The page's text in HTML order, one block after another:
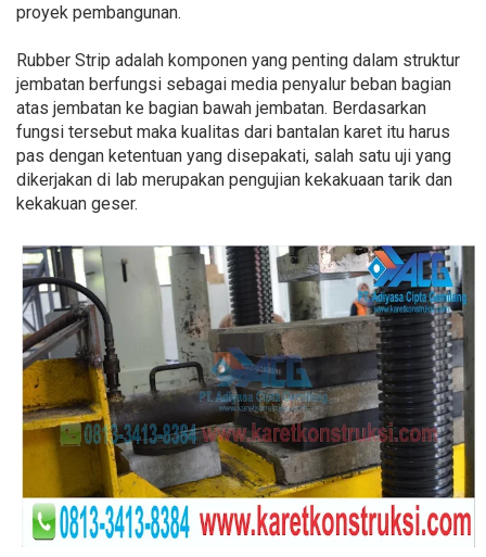
proyek pembangunan.
Rubber Strip adalah komponen yang penting dalam struktur
jembatan berfungsi sebagai media penyalur beban bagian
atas jembatan ke bagian bawah jembatan. Berdasarkan
fungsi tersebut maka kualitas dari bantalan karet itu harus
pas dengan ketentuan yang disepakati, salah satu uji yang
dikerjakan di lab merupakan pengujian kekakuaan tarik dan
kekakuan geser.